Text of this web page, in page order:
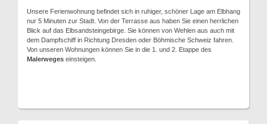
Unsere Ferienwohnung befindet sich in ruhiger, schöner Lage am Elbhang
nur 5 Minuten zur Stadt. Von der Terrasse aus haben Sie einen herrlichen
Blick auf das Elbsandsteingebirge. Sie können von Wehlen aus auch mit
dem Dampfschiff in Richtung Dresden oder Böhmische Schweiz fahren.
Von unseren Wohnungen können Sie in die 1. und 2. Etappe des
Malerweges einsteigen.